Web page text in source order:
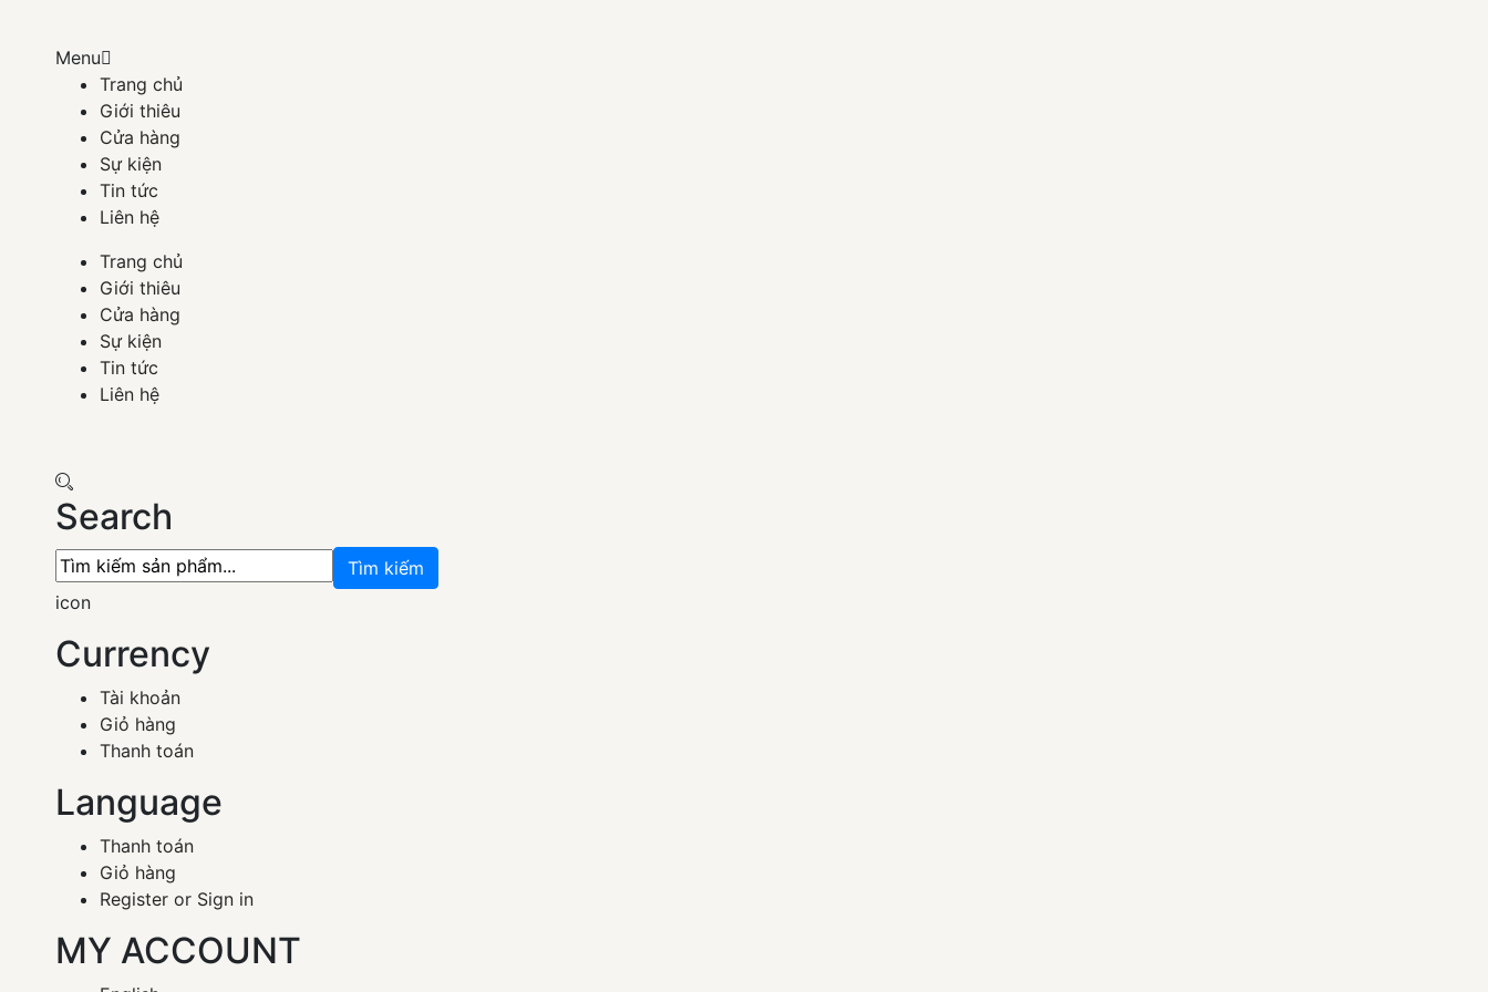
Menu
Trang chủ
Giới thiêu
Cửa hàng
Sự kiện
Tin tức
Liên hệ
Trang chủ
Giới thiêu
Cửa hàng
Sự kiện
Tin tức
Liên hệ
Search
Tìm kiếm
icon
Currency
Tài khoản
Giỏ hàng
Thanh toán
Language
Thanh toán
Giỏ hàng
Register or Sign in
MY ACCOUNT